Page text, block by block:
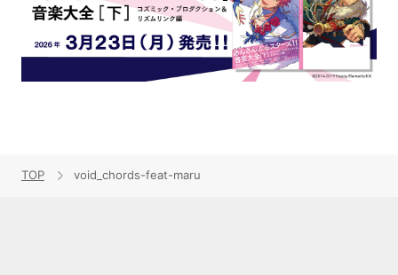
TOP void_chords-feat-maru